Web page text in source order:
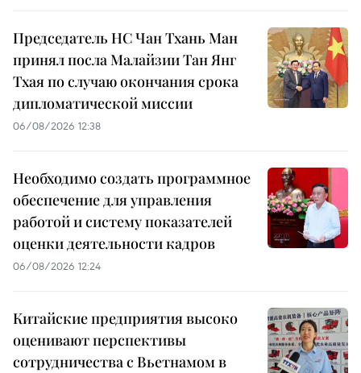
Председатель НС Чан Тхань Ман
принял посла Малайзии Тан Янг
Тхая по случаю окончания срока
дипломатической миссии
06/08/2026 12:38
Необходимо создать программное
обеспечение для управления
работой и систему показателей
оценки деятельности кадров
06/08/2026 12:24
Китайские предприятия высоко
оценивают перспективы
сотрудничества с Вьетнамом в